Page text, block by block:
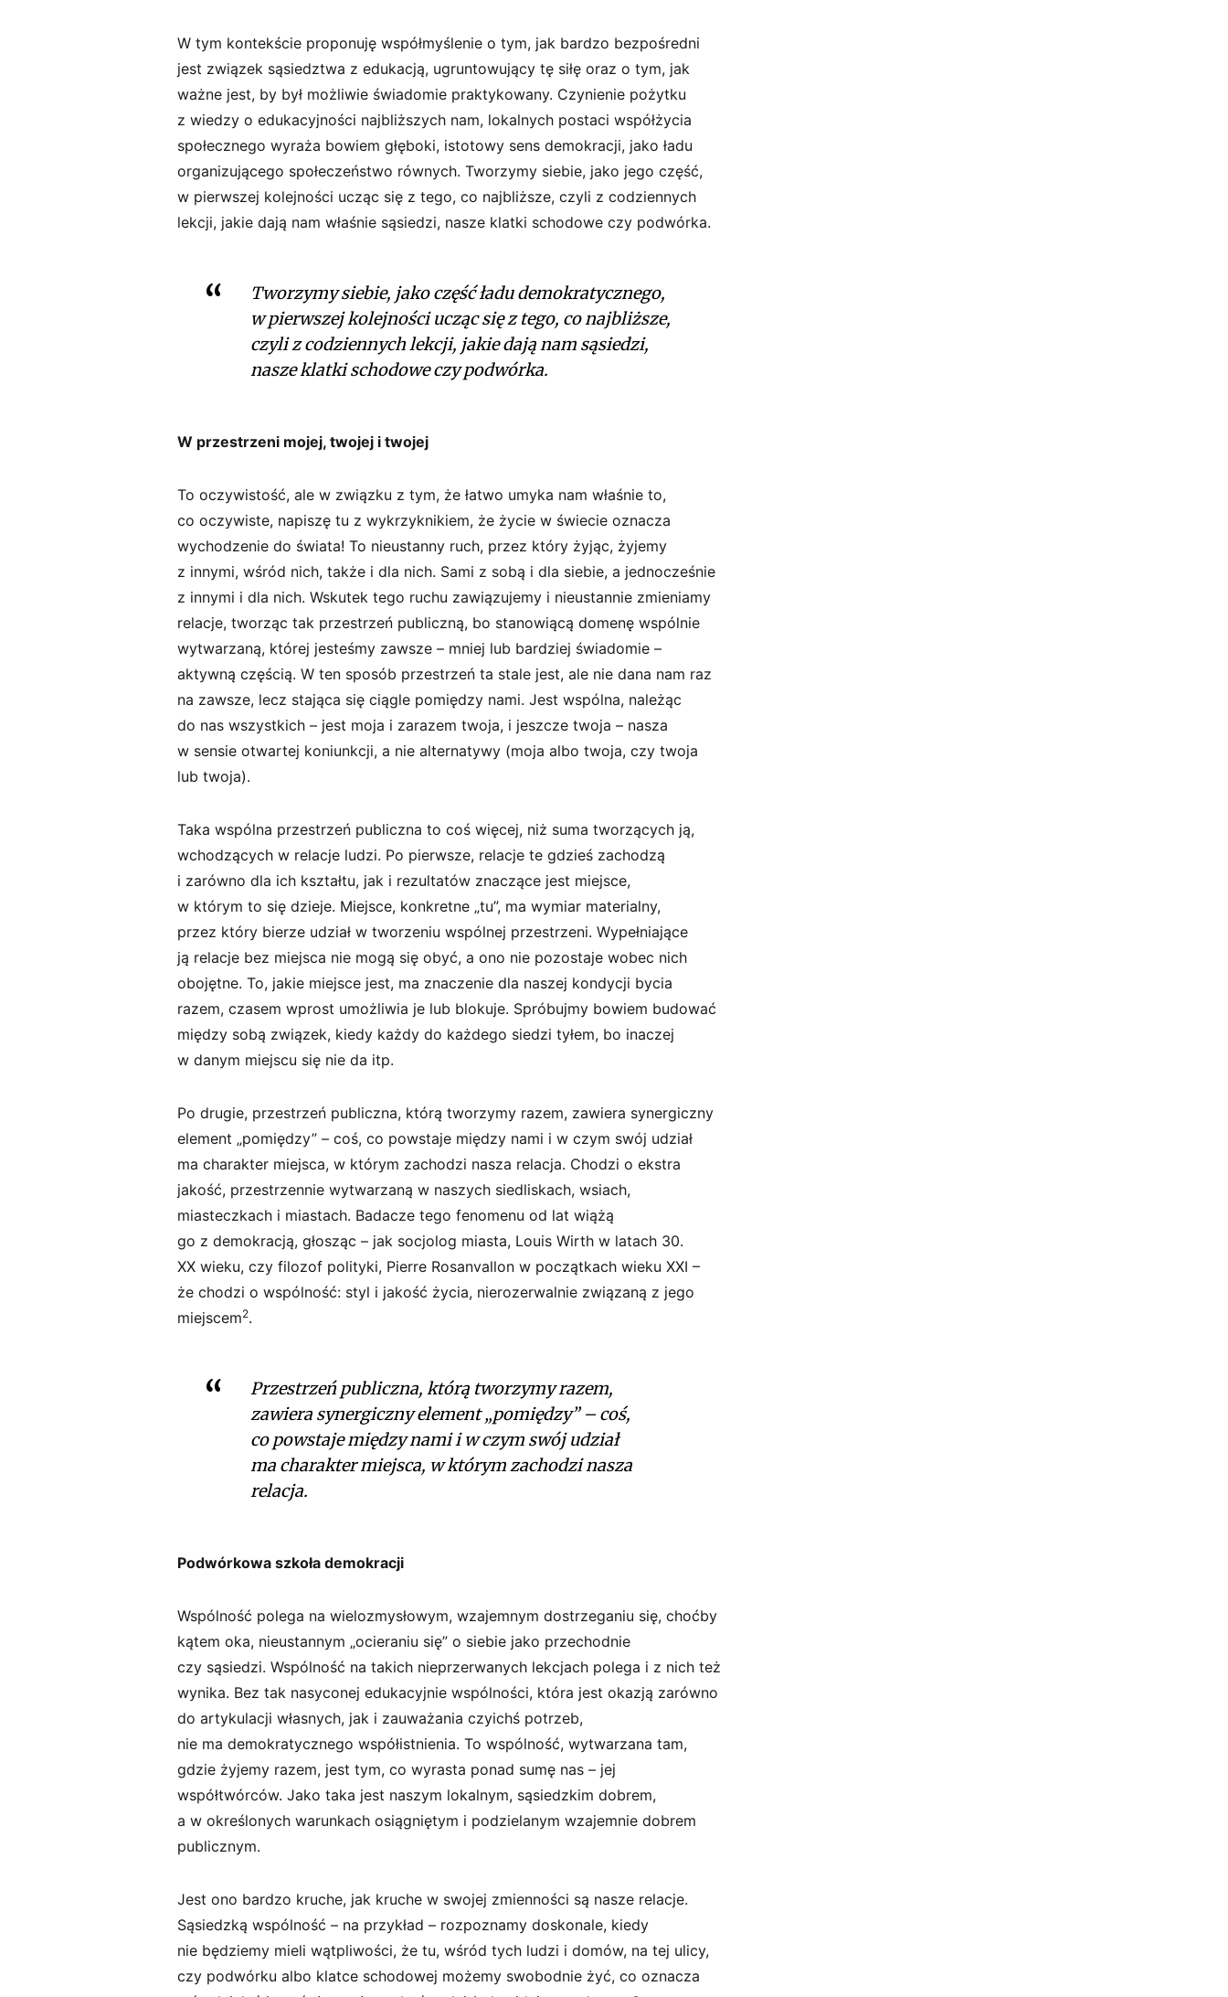
W tym kontekście proponuję współmyślenie o tym, jak bardzo bezpośredni
jest związek sąsiedztwa z edukacją, ugruntowujący tę siłę oraz o tym, jak
ważne jest, by był możliwie świadomie praktykowany. Czynienie pożytku
z wiedzy o edukacyjności najbliższych nam, lokalnych postaci współżycia
społecznego wyraża bowiem głęboki, istotowy sens demokracji, jako ładu
organizującego społeczeństwo równych. Tworzymy siebie, jako jego część,
w pierwszej kolejności ucząc się z tego, co najbliższe, czyli z codziennych
lekcji, jakie dają nam właśnie sąsiedzi, nasze klatki schodowe czy podwórka.
Tworzymy siebie, jako część ładu demokratycznego,
w pierwszej kolejności ucząc się z tego, co najbliższe,
czyli z codziennych lekcji, jakie dają nam sąsiedzi,
nasze klatki schodowe czy podwórka.
W przestrzeni mojej, twojej i twojej
To oczywistość, ale w związku z tym, że łatwo umyka nam właśnie to,
co oczywiste, napiszę tu z wykrzyknikiem, że życie w świecie oznacza
wychodzenie do świata! To nieustanny ruch, przez który żyjąc, żyjemy
z innymi, wśród nich, także i dla nich. Sami z sobą i dla siebie, a jednocześnie
z innymi i dla nich. Wskutek tego ruchu zawiązujemy i nieustannie zmieniamy
relacje, tworząc tak przestrzeń publiczną, bo stanowiącą domenę wspólnie
wytwarzaną, której jesteśmy zawsze – mniej lub bardziej świadomie –
aktywną częścią. W ten sposób przestrzeń ta stale jest, ale nie dana nam raz
na zawsze, lecz stająca się ciągle pomiędzy nami. Jest wspólna, należąc
do nas wszystkich – jest moja i zarazem twoja, i jeszcze twoja – nasza
w sensie otwartej koniunkcji, a nie alternatywy (moja albo twoja, czy twoja
lub twoja).
Taka wspólna przestrzeń publiczna to coś więcej, niż suma tworzących ją,
wchodzących w relacje ludzi. Po pierwsze, relacje te gdzieś zachodzą
i zarówno dla ich kształtu, jak i rezultatów znaczące jest miejsce,
w którym to się dzieje. Miejsce, konkretne „tu”, ma wymiar materialny,
przez który bierze udział w tworzeniu wspólnej przestrzeni. Wypełniające
ją relacje bez miejsca nie mogą się obyć, a ono nie pozostaje wobec nich
obojętne. To, jakie miejsce jest, ma znaczenie dla naszej kondycji bycia
razem, czasem wprost umożliwia je lub blokuje. Spróbujmy bowiem budować
między sobą związek, kiedy każdy do każdego siedzi tyłem, bo inaczej
w danym miejscu się nie da itp.
Po drugie, przestrzeń publiczna, którą tworzymy razem, zawiera synergiczny
element „pomiędzy” – coś, co powstaje między nami i w czym swój udział
ma charakter miejsca, w którym zachodzi nasza relacja. Chodzi o ekstra
jakość, przestrzennie wytwarzaną w naszych siedliskach, wsiach,
miasteczkach i miastach. Badacze tego fenomenu od lat wiążą
go z demokracją, głosząc – jak socjolog miasta, Louis Wirth w latach 30.
XX wieku, czy filozof polityki, Pierre Rosanvallon w początkach wieku XXI –
że chodzi o wspólność: styl i jakość życia, nierozerwalnie związaną z jego
miejscem2.
Przestrzeń publiczna, którą tworzymy razem,
zawiera synergiczny element „pomiędzy” – coś,
co powstaje między nami i w czym swój udział
ma charakter miejsca, w którym zachodzi nasza
relacja.
Podwórkowa szkoła demokracji
Wspólność polega na wielozmysłowym, wzajemnym dostrzeganiu się, choćby
kątem oka, nieustannym „ocieraniu się” o siebie jako przechodnie
czy sąsiedzi. Wspólność na takich nieprzerwanych lekcjach polega i z nich też
wynika. Bez tak nasyconej edukacyjnie wspólności, która jest okazją zarówno
do artykulacji własnych, jak i zauważania czyichś potrzeb,
nie ma demokratycznego współistnienia. To wspólność, wytwarzana tam,
gdzie żyjemy razem, jest tym, co wyrasta ponad sumę nas – jej
współtwórców. Jako taka jest naszym lokalnym, sąsiedzkim dobrem,
a w określonych warunkach osiągniętym i podzielanym wzajemnie dobrem
publicznym.
Jest ono bardzo kruche, jak kruche w swojej zmienności są nasze relacje.
Sąsiedzką wspólność – na przykład – rozpoznamy doskonale, kiedy
nie będziemy mieli wątpliwości, że tu, wśród tych ludzi i domów, na tej ulicy,
czy podwórku albo klatce schodowej możemy swobodnie żyć, co oznacza